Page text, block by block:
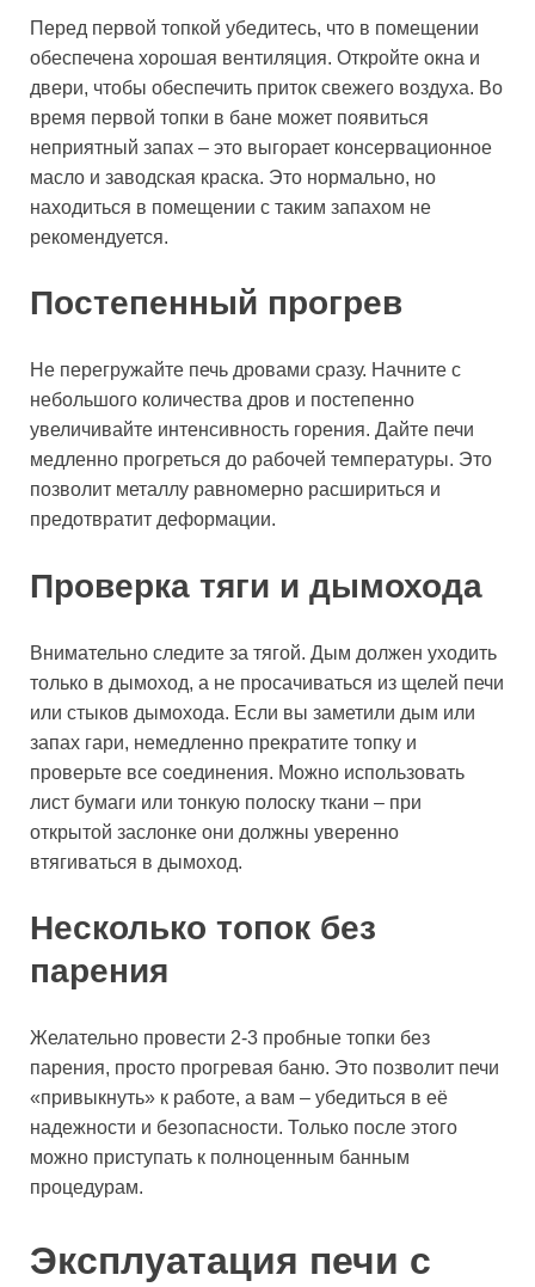
Перед первой топкой убедитесь, что в помещении
обеспечена хорошая вентиляция. Откройте окна и
двери, чтобы обеспечить приток свежего воздуха. Во
время первой топки в бане может появиться
неприятный запах – это выгорает консервационное
масло и заводская краска. Это нормально, но
находиться в помещении с таким запахом не
рекомендуется.
Постепенный прогрев
Не перегружайте печь дровами сразу. Начните с
небольшого количества дров и постепенно
увеличивайте интенсивность горения. Дайте печи
медленно прогреться до рабочей температуры. Это
позволит металлу равномерно расшириться и
предотвратит деформации.
Проверка тяги и дымохода
Внимательно следите за тягой. Дым должен уходить
только в дымоход, а не просачиваться из щелей печи
или стыков дымохода. Если вы заметили дым или
запах гари, немедленно прекратите топку и
проверьте все соединения. Можно использовать
лист бумаги или тонкую полоску ткани – при
открытой заслонке они должны уверенно
втягиваться в дымоход.
Несколько топок без
парения
Желательно провести 2-3 пробные топки без
парения, просто прогревая баню. Это позволит печи
«привыкнуть» к работе, а вам – убедиться в её
надежности и безопасности. Только после этого
можно приступать к полноценным банным
процедурам.
Эксплуатация печи с